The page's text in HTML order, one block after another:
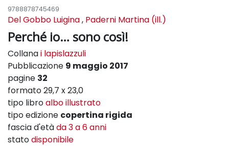
9788878745469
Del Gobbo Luigina, Paderni Martina (ill.)
Perché io… sono così!
Collanai lapislazzuli
Pubblicazione 9 maggio 2017
pagine 32
formato 29,7 x 23,0
tipo libroalbo illustrato
tipo edizione copertina rigida
fascia d'etàda 3 a 6 anni
statodisponibile